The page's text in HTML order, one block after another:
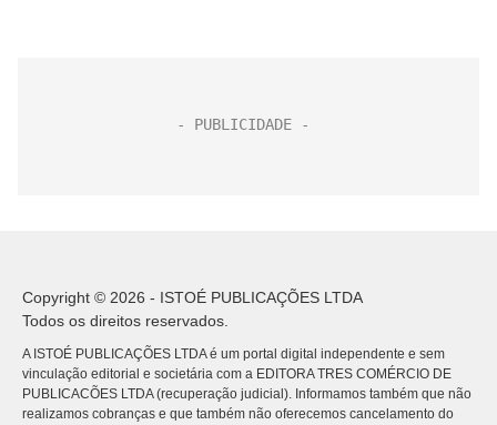
Copyright © 2026 - ISTOÉ PUBLICAÇÕES LTDA
Todos os direitos reservados.
A ISTOÉ PUBLICAÇÕES LTDA é um portal digital independente e sem
vinculação editorial e societária com a EDITORA TRES COMÉRCIO DE
PUBLICACÕES LTDA (recuperação judicial). Informamos também que não
realizamos cobranças e que também não oferecemos cancelamento do